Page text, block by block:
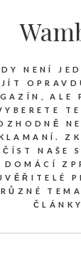
NENÍ
ALE
NAŠE
DOMÁCÍ
RŮZNÉ